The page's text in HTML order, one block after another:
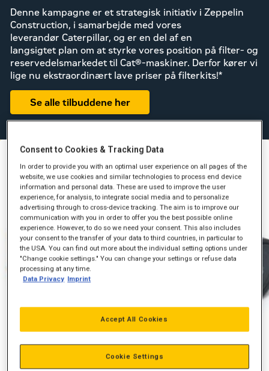
Denne kampagne er et strategisk initiativ i Zeppelin
Construction, i samarbejde med vores
leverandør Caterpillar, og er en del af en
langsigtet plan om at styrke vores position på filter- og
reservedelsmarkedet til Cat®-maskiner. Derfor kører vi
lige nu ekstraordinært lave priser på filterkits!*
Se alle tilbuddene her
Consent to Cookies & Tracking Data
In order to provide you with an optimal user experience on all pages of the
website, we use cookies and similar technologies to process end device
information and personal data. These are used to improve the user
experience, for analysis, to integrate social media and to personalize
advertising through to cross-device tracking. The aim is to improve our
communication with you in order to offer you the best possible online
experience. However, to do so we need your consent. This also includes
your consent to the transfer of your data to third countries, in particular to
the USA. You can find out more about the individual setting options under
"Change cookie settings." You can change your settings or refuse data
processing at any time.
Data Privacy Imprint
Accept All Cookies
Cookie Settings